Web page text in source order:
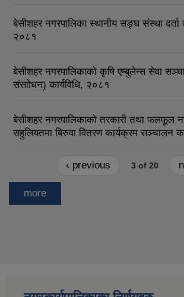
बेसीशहर नगरपालिका स्थानीय सङ्घ संस्था
२०८१
बेसीशहर नगरपालिकाको कृषि एम्बुलेन्स सेवा
संसाोधन) कार्यविधि, २०८१
बेसीशहर नगरपालिकाको तरकारी तथा फलफूल
सहुलियतमा बिरुवा वितरण कार्यक्रम सञ्चालन
‹ previous 3 of 20
more